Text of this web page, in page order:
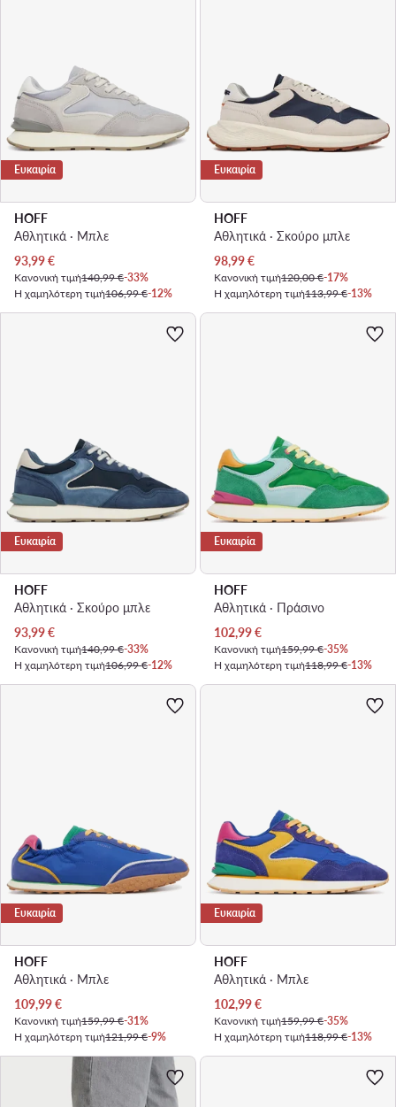
Ευκαιρία
HOFF
Αθλητικά · Μπλε
Τρέχουσα τιμή
93,99€
Κανονική τιμή140,99 €-33%
Η χαμηλότερη τιμή106,99 €-12%
Ευκαιρία
HOFF
Αθλητικά · Σκούρο μπλε
Τρέχουσα τιμή
98,99€
Κανονική τιμή120,00 €-17%
Η χαμηλότερη τιμή113,99 €-13%
Ευκαιρία
HOFF
Αθλητικά · Σκούρο μπλε
Τρέχουσα τιμή
93,99€
Κανονική τιμή140,99 €-33%
Η χαμηλότερη τιμή106,99 €-12%
Ευκαιρία
HOFF
Αθλητικά · Πράσινο
Τρέχουσα τιμή
102,99€
Κανονική τιμή159,99 €-35%
Η χαμηλότερη τιμή118,99 €-13%
Ευκαιρία
HOFF
Αθλητικά · Μπλε
Τρέχουσα τιμή
109,99€
Κανονική τιμή159,99 €-31%
Η χαμηλότερη τιμή121,99 €-9%
Ευκαιρία
HOFF
Αθλητικά · Μπλε
Τρέχουσα τιμή
102,99€
Κανονική τιμή159,99 €-35%
Η χαμηλότερη τιμή118,99 €-13%